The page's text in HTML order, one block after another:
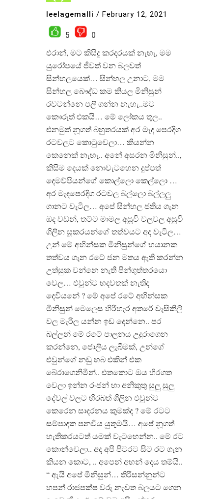
leelagemalli / February 12, 2021
5
0
එරාන්, මට කිසිදු කරදරයක් නැහැ, මම
යුරෝපයේ ජීවත් වන බලවත්
සින්හලයෙක්… සින්හල උනාට, මම
සින්හල බෞද්ධ කම කියල මිනිසුන්
රවටන්නෙ පලි ගන්න නැහැ..මට
කෞරුත් එකයි… මේ ලෝකය තුල..
එනමුත් නූගත් බහුතරයක් අර මැද පෙරදිග
රටවලට කොටුවෙලා… කියන්න
කෙනෙක් නැහැ.. අනේ අසරන මිනිසුන්..,
කිසිම දෙයක් නොවැටහෙන දුප්පත්
දෙමව්පියන්ගේ කොල්ලො කෙල්ලො …
අර මැදපෙරදිග රටවල බල්ලො බල්ලලු
ගානට වැටිල… අපේ සින්හල ජතිය ගැන
ඔද වඩන්, තට්ට මාමල අසූචි වලවල අසුචි
ගිලින සූකරයන්ගේ තත්වයට අද වැටිල…
උන් මේ අහින්සක මිනිසුන්ගේ භයානක
තත්වය ගැන රටේ ජන මතය ඇති කරන්න
උත්සුක වන්නෙ නැති පින්ගුත්තරයො
වෙල… එවුන්ට හදවතක් නැතිද
දෙවියනේ ? මේ අපේ රටේ අහින්සක
මිනිසුන් මෙලෙස හිරිහැර අතරේ වැසිකිලි
වල මැරිල යන්න ඉඩ දෙන්නෙ.. පර
බල්ලන් මේ රටේ පාලනය උදුරාගෙන
කරන්නෙ, ජොලිය ලැබීමක්, උන්ගේ
එවුන්ගේ නඩු හබ එකින් එක
බේරාගෙනිමින්.. එතකොට ඔය හිරගත
වෙලා ඉන්න රංජන් හා අනිකුතු සුලු සුලු
දේවල් වලට හිරබත් ගිලින එවුන්ට
කෙරෙන සාදරනය කුමක්ද ? මේ රටට
සම්පාදක පනවිය යුතුමයි… අපේ නූගත්
හැතිකරයටත් යමක් වැටහෙන්න.. මේ රට
කොන්වෙලා.. අද අපි පිටරට සිට රට ගැන
කියන කොට, .. අපෙන් අහන් දෙය තම්යි..
“ ඇයි අපේ මිනිසුන්… තිරිසන්නුන්ට
හපන් රාජපක්ෂ වරු නැවත බලයට ගෙන